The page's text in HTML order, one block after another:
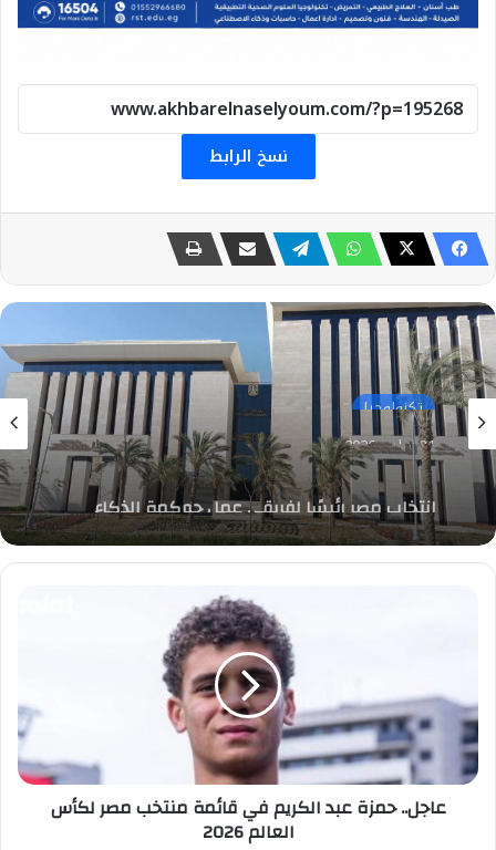
نسخ الرابط
تكنولوجيا
31 يوليو، 2026
إنتخاب مصر رئيسًا لفريقي عمل حوكمة الذكاء
الاصطناعي، والحوسبة الكمية باللجنة العربية
الدائمة للذكاء الاصطناعي والتكنولوجيات
قائمة
منتخب
مصر
لكأس
العالمعاجل.. حمزة عبد الكريم في قائمة منتخب مصر لكأس
العالم 2026